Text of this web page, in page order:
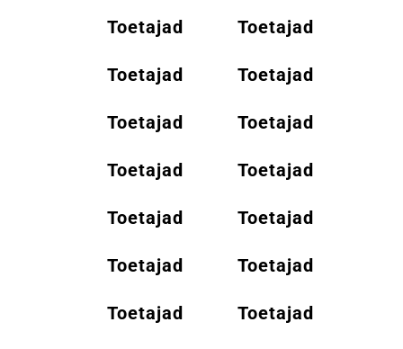
Toetajad Toetajad
Toetajad Toetajad
Toetajad Toetajad
Toetajad Toetajad
Toetajad Toetajad
Toetajad Toetajad
Toetajad Toetajad